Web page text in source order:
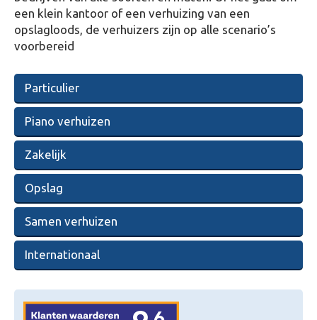
een klein kantoor of een verhuizing van een
opslagloods, de verhuizers zijn op alle scenario’s
voorbereid
Particulier
Piano verhuizen
Zakelijk
Opslag
Samen verhuizen
Internationaal